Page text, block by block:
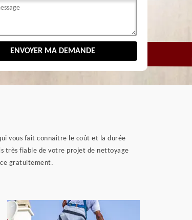
vous fait connaitre le coût et la durée
très fiable de votre projet de nettoyage
gratuitement.